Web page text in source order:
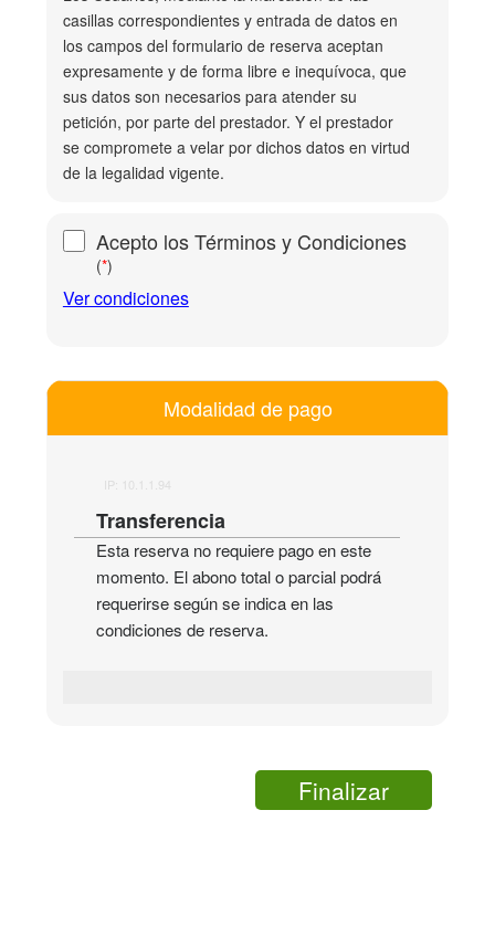
casillas correspondientes y entrada de datos en
los campos del formulario de reserva aceptan
expresamente y de forma libre e inequívoca, que
sus datos son necesarios para atender su
petición, por parte del prestador. Y el prestador
se compromete a velar por dichos datos en virtud
de la legalidad vigente.
Acepto los Términos y Condiciones
(*)
Ver condiciones
Modalidad de pago
IP: 10.1.1.94
Transferencia
Esta reserva no requiere pago en este
momento. El abono total o parcial podrá
requerirse según se indica en las
condiciones de reserva.
Finalizar